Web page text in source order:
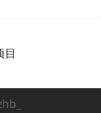
目